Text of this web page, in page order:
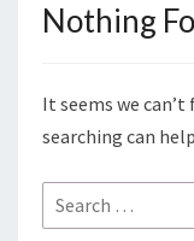
Nothing
Nothing
It seems we
searching can
Search
for: